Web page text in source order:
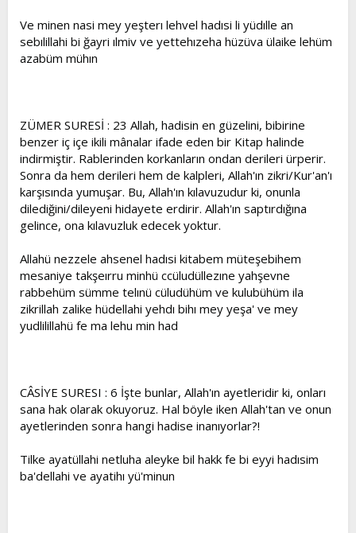
Ve minen nasi mey yeşterı lehvel hadısi li yüdılle an
sebılillahi bi ğayri ılmiv ve yettehızeha hüzüva ülaike lehüm
azabüm mühın
ZÜMER SURESİ : 23 Allah, hadisin en güzelini, bibirine
benzer iç içe ikili mânalar ifade eden bir Kitap halinde
indirmiştir. Rablerinden korkanların ondan derileri ürperir.
Sonra da hem derileri hem de kalpleri, Allah'ın zikri/Kur'an'ı
karşısında yumuşar. Bu, Allah'ın kılavuzudur ki, onunla
dilediğini/dileyeni hidayete erdirir. Allah'ın saptırdığına
gelince, ona kılavuzluk edecek yoktur.
Allahü nezzele ahsenel hadısi kitabem müteşebihem
mesaniye takşeırru minhü ccüludüllezıne yahşevne
rabbehüm sümme telınü cüludühüm ve kulubühüm ila
zikrillah zalike hüdellahi yehdı bihı mey yeşa' ve mey
yudlilillahü fe ma lehu min had
CÂSİYE SURESI : 6 İşte bunlar, Allah'ın ayetleridir ki, onları
sana hak olarak okuyoruz. Hal böyle iken Allah'tan ve onun
ayetlerinden sonra hangi hadise inanıyorlar?!
Tilke ayatüllahi netluha aleyke bil hakk fe bi eyyi hadısim
ba'dellahi ve ayatihı yü'minun